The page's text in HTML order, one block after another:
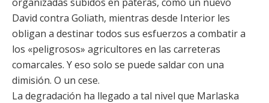
David contra Goliath, mientras desde Interior les
obligan a destinar todos sus esfuerzos a combatir a
los «peligrosos» agricultores en las carreteras
comarcales. Y eso solo se puede saldar con una
dimisión. O un cese.
La degradación ha llegado a tal nivel que Marlaska